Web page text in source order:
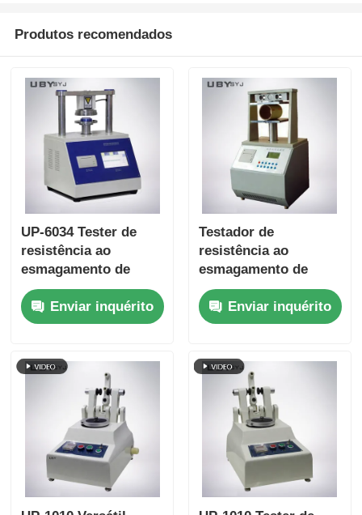
Produtos recomendados
UP-6034 Tester de
resistência ao
esmagamento de
tubos de papel com
várias configurações
de velocidade de
contra sobrecarga e
conformidade
Enviar inquérito
Testador de
resistência ao
esmagamento de
tubo de papel de fácil
utilização UP-6034
com interface
de retorno
automático
Enviar inquérito